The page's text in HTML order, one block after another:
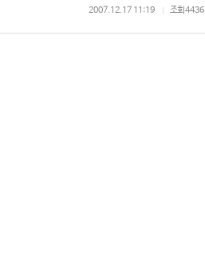
조회4436
2007.12.17 11:19